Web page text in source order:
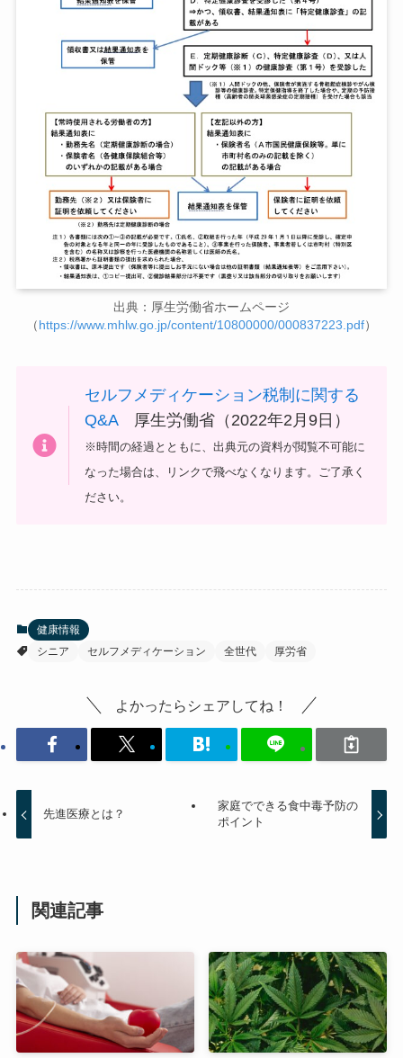
出典：厚生労働省ホームページ
（https://www.mhlw.go.jp/content/10800000/000837223.pdf）
セルフメディケーション税制に関する
Q&A厚生労働省（2022年2月9日）
※時間の経過とともに、出典元の資料が閲覧不可能に
なった場合は、リンクで飛べなくなります。ご了承く
ださい。
健康情報
シニア
セルフメディケーション 全世代 厚労省
よかったらシェアしてね！
先進医療とは？
家庭でできる食中毒予防の
ポイント
関連記事